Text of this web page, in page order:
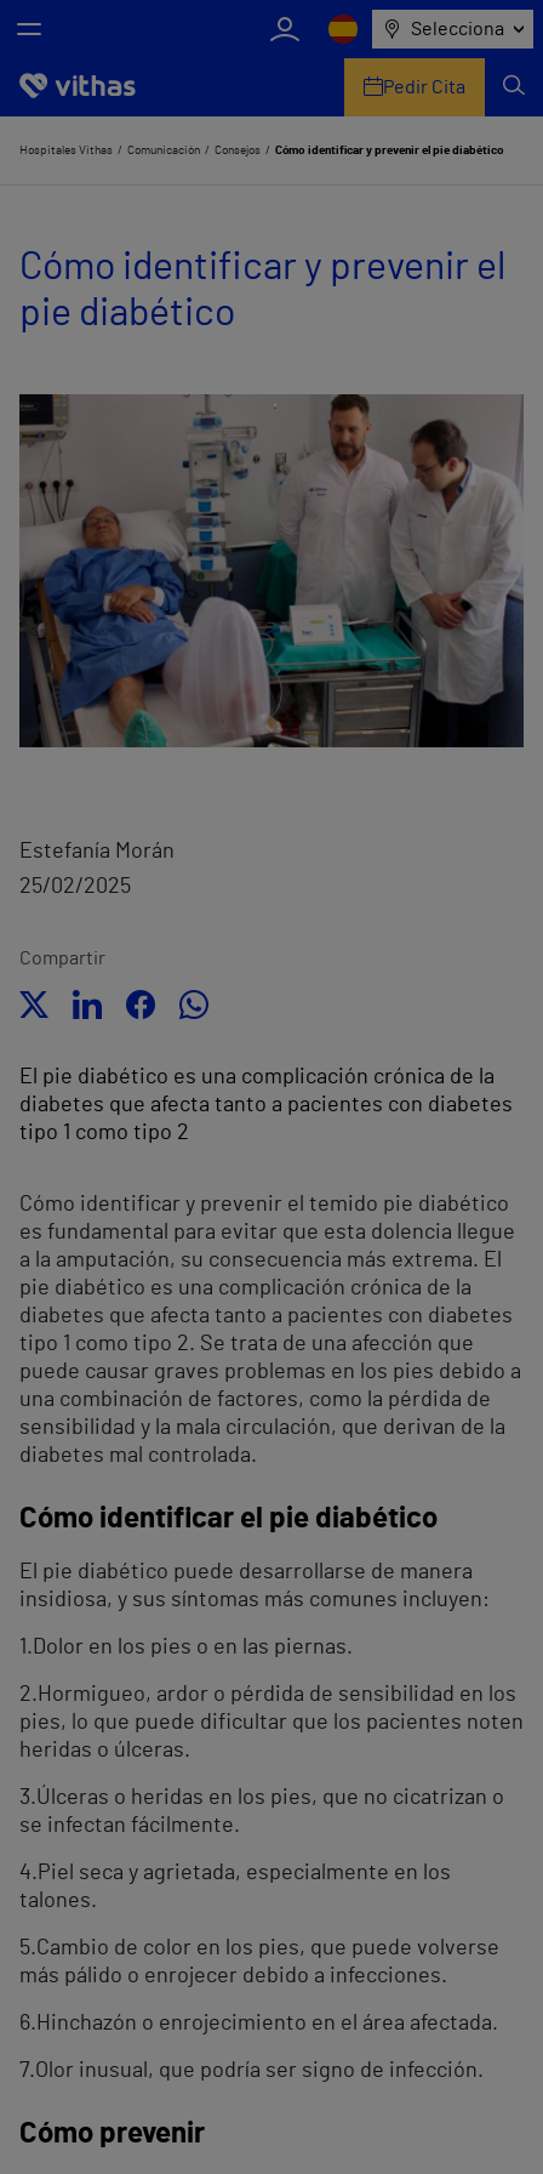
Selecciona
Nosotros
Servicios de salud
Equipo médico y asistencial
Comunicación
Pedir Cita
Hospitales Vithas Comunicación Consejos Cómo identificar y prevenir el pie diabético
Cómo identificar y prevenir el
pie diabético
Estefanía Morán
25/02/2025
Compartir
El pie diabético es una complicación crónica de la
diabetes que afecta tanto a pacientes con diabetes
tipo 1 como tipo 2
Cómo identificar y prevenir el temido pie diabético
es fundamental para evitar que esta dolencia llegue
a la amputación, su consecuencia más extrema. El
pie diabético es una complicación crónica de la
diabetes que afecta tanto a pacientes con diabetes
tipo 1 como tipo 2. Se trata de una afección que
puede causar graves problemas en los pies debido a
una combinación de factores, como la pérdida de
sensibilidad y la mala circulación, que derivan de la
diabetes mal controlada.
Cómo identificar el pie diabético
El pie diabético puede desarrollarse de manera
insidiosa, y sus síntomas más comunes incluyen:
1.Dolor en los pies o en las piernas.
2.Hormigueo, ardor o pérdida de sensibilidad en los
pies, lo que puede dificultar que los pacientes noten
heridas o úlceras.
3.Úlceras o heridas en los pies, que no cicatrizan o
se infectan fácilmente.
4.Piel seca y agrietada, especialmente en los
talones.
5.Cambio de color en los pies, que puede volverse
más pálido o enrojecer debido a infecciones.
6.Hinchazón o enrojecimiento en el área afectada.
7.Olor inusual, que podría ser signo de infección.
Cómo prevenir